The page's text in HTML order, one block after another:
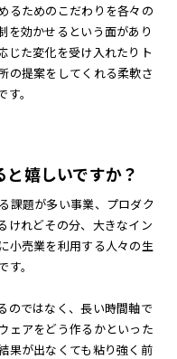
るためのこだわりを各々の
を効かせるという面があり
じた変化を受け入れたりト
の提案をしてくれる柔軟さ
。
嬉しいですか？
課題が多い事業、プロダク
けれどその分、大きなイン
小売業を利用する人々の生
。
のではなく、長い時間軸で
ェアをどう作るかといった
果が出なくても粘り強く前